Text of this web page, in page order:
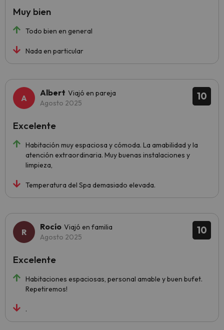
Todo bien en general
Nada en particular
Muy bien
10
Albert Viajó en pareja
Agosto 2025
Habitación muy espaciosa y cómoda. La amabilidad y la
atención extraordinaria. Muy buenas instalaciones y
limpieza,
Temperatura del Spa demasiado elevada.
Excelente
10
Rocío Viajó en familia
Agosto 2025
Habitaciones espaciosas, personal amable y buen bufet.
Repetiremos!
.
Excelente